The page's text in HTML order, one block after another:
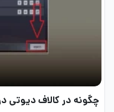
چگونه در کالاف دیوتی